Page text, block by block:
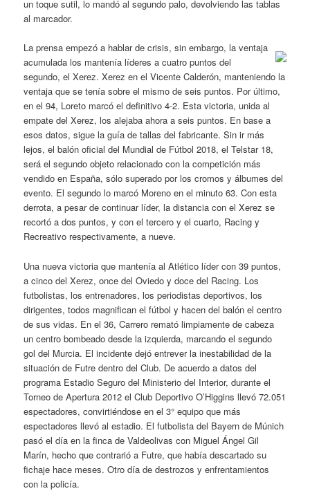
un toque sutil, lo mandó al segundo palo, devolviendo las tablas
al marcador.
La prensa empezó a hablar de crisis, sin embargo, la ventaja
acumulada los mantenía líderes a cuatro puntos del
segundo, el Xerez. Xerez en el Vicente Calderón, manteniendo la
ventaja que se tenía sobre el mismo de seis puntos. Por último,
en el 94, Loreto marcó el definitivo 4-2. Esta victoria, unida al
empate del Xerez, los alejaba ahora a seis puntos. En base a
esos datos, sigue la guía de tallas del fabricante. Sin ir más
lejos, el balón oficial del Mundial de Fútbol 2018, el Telstar 18,
será el segundo objeto relacionado con la competición más
vendido en España, sólo superado por los cromos y álbumes del
evento. El segundo lo marcó Moreno en el minuto 63. Con esta
derrota, a pesar de continuar líder, la distancia con el Xerez se
recortó a dos puntos, y con el tercero y el cuarto, Racing y
Recreativo respectivamente, a nueve.
Una nueva victoria que mantenía al Atlético líder con 39 puntos,
a cinco del Xerez, once del Oviedo y doce del Racing. Los
futbolistas, los entrenadores, los periodistas deportivos, los
dirigentes, todos magnifican el fútbol y hacen del balón el centro
de sus vidas. En el 36, Carrero remató limpiamente de cabeza
un centro bombeado desde la izquierda, marcando el segundo
gol del Murcia. El incidente dejó entrever la inestabilidad de la
situación de Futre dentro del Club. De acuerdo a datos del
programa Estadio Seguro del Ministerio del Interior, durante el
Torneo de Apertura 2012 el Club Deportivo O’Higgins llevó 72.051
espectadores, convirtiéndose en el 3° equipo que más
espectadores llevó al estadio. El futbolista del Bayern de Múnich
pasó el día en la finca de Valdeolivas con Miguel Ángel Gil
Marín, hecho que contrarió a Futre, que había descartado su
fichaje hace meses. Otro día de destrozos y enfrentamientos
con la policía.